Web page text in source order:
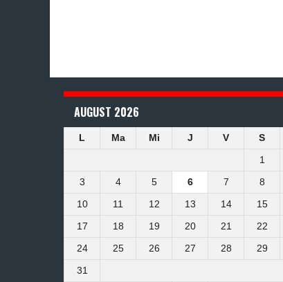
AUGUST 2026
L Ma Mi J V S
1
3
4 5 6 7 8
10
11 12 13 14 15
17
18 19 20 21 22
24
25 26 27 28 29
31